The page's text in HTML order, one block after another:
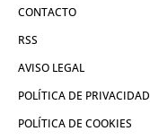
CONTACTO
RSS
AVISO LEGAL
POLÍTICA DE PRIVACIDAD
POLÍTICA DE COOKIES